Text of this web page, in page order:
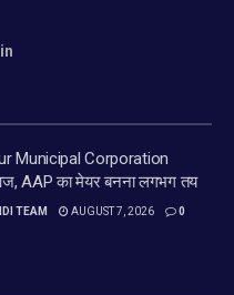
Municipal Corporation
AAP का मेयर बनना लगभग तय
TEAM AUGUST 7, 2026 0